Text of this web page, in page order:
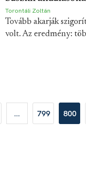
Torontáli Zoltán
Tovább akarják
volt. Az eredmény:
... 799 800